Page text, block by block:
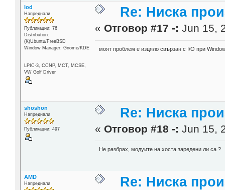
lod
Напреднали
Публикации: 76
Distribution:
(K)Ubuntu/FreeBSD
Window Manager: Gnome/KDE
LPIC-3, CCNP, MCT, MCSE,
VW Golf Driver
Re: Ниска
« Отговор #17 -: Jun 15,
моят проблем е изцяло свързан с I/O при
shoshon
Напреднали
Публикации: 497
Re: Ниска
« Отговор #18 -: Jun 15,
Не разбрах, модуите на хоста заредени ли са ?
AMD
Напреднали Re: Ниска